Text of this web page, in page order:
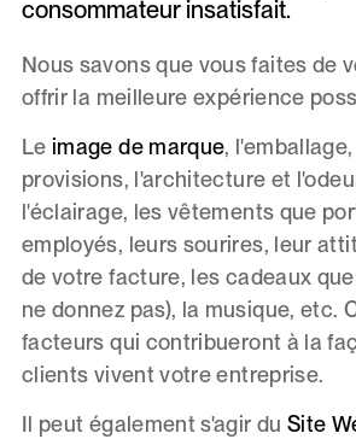
consommateur insatisfait.
Nous savons que vous faites de
offrir la meilleure expérience
Le image de marque,
provisions, l'architecture et
l'éclairage, les vêtements que
employés, leurs sourires, leur
de votre facture, les cadeaux
ne donnez pas), la musique, etc.
facteurs qui contribueront à la
clients vivent votre entreprise.
Il peut également s'agir du Site